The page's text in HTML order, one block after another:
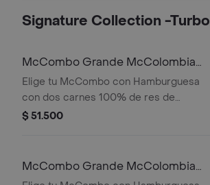
Moraah, papas pequeñas crujientes,
elección o sujeto a disponibilidad.
Signature Collection -Turbo
McCombo Grande McColombia
2 Carnes
Elige tu McCombo con Hamburguesa
con dos carnes 100% de res de
125gr c/u, salsa chicharron, cebolla
con papas grandes y gaseosa grande
$ 51.500
McCombo Grande McColombia 1